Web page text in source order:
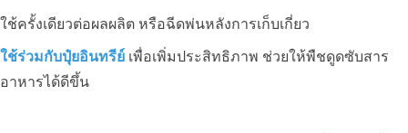
ใช้ครั้งเดียวต่อผลผลิต หรือฉีดพ่นหลังการเก็บเกี่ยว
ใช้ร่วมกับปุ๋ยอินทรีย์ เพื่อเพิ่มประสิทธิภาพ ช่วยให้พืชดูดซับสาร
อาหารได้ดีขึ้น